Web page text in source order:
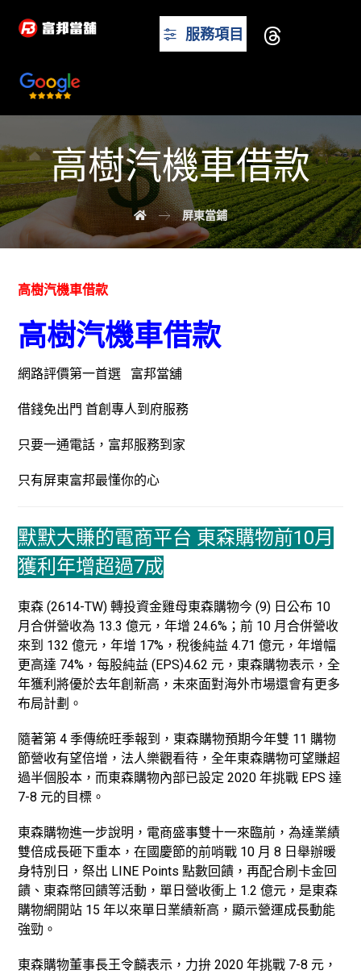
服務項目
高樹汽機車借款
屏東當鋪
高樹汽機車借款
高樹汽機車借款
網路評價第一首選 富邦當舖
借錢免出門 首創專人到府服務
只要一通電話，富邦服務到家
只有屏東富邦最懂你的心
默默大賺的電商平台 東森購物前10月
獲利年增超過7成
東森 (2614-TW) 轉投資金雞母東森購物今 (9) 日公布 10
月合併營收為 13.3 億元，年增 24.6%；前 10 月合併營收
來到 132 億元，年增 17%，稅後純益 4.71 億元，年增幅
更高達 74%，每股純益 (EPS)4.62 元，東森購物表示，全
年獲利將優於去年創新高，未來面對海外市場還會有更多
布局計劃。
隨著第 4 季傳統旺季報到，東森購物預期今年雙 11 購物
節營收有望倍增，法人樂觀看待，全年東森購物可望賺超
過半個股本，而東森購物內部已設定 2020 年挑戰 EPS 達
7-8 元的目標。
東森購物進一步說明，電商盛事雙十一來臨前，為達業績
雙倍成長砸下重本，在國慶節的前哨戰 10 月 8 日舉辦暖
身特別日，祭出 LINE Points 點數回饋，再配合刷卡金回
饋、東森幣回饋等活動，單日營收衝上 1.2 億元，是東森
購物網開站 15 年以來單日業績新高，顯示營運成長動能
強勁。
東森購物董事長王令麟表示，力拚 2020 年挑戰 7-8 元，